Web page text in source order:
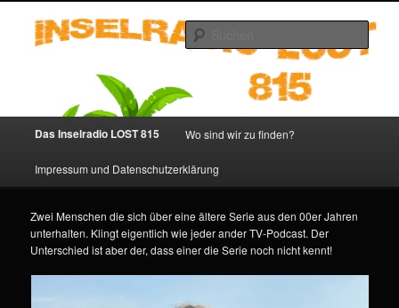
primären
Inselradio LOST 815 – LOST
Podcast deutsch
HauptmenüDas Inselradio LOST 815 Wo sind wir zu finden?
Impressum und Datenschutzerklärung
Zwei Menschen die sich über eine ältere Serie aus den 00er Jahren
unterhalten. Klingt eigentlich wie jeder ander TV-Podcast. Der
Unterschied ist aber der, dass einer die Serie noch nicht kennt!